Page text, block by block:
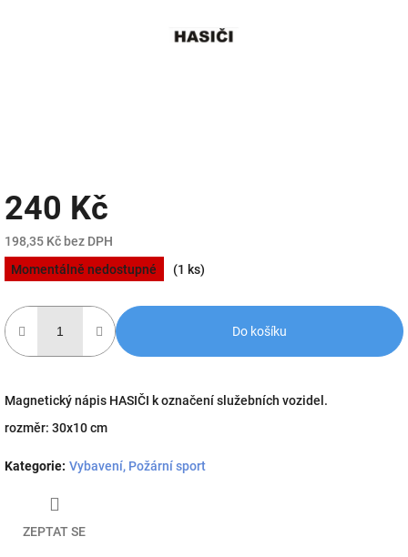
240 Kč
198,35 Kč bez DPH
Měrná
cena:
Momentálně nedostupné (1 ks)
Do košíku
Magnetický nápis HASIČI k označení služebních vozidel.
rozměr: 30x10 cm
Kategorie: Vybavení, Požární sport
ZEPTAT SE